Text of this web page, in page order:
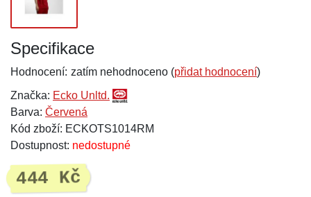
Specifikace
Hodnocení: zatím nehodnoceno (přidat hodnocení)
Značka: Ecko Unltd.
Barva: Červená
Kód zboží: ECKOTS1014RM
Dostupnost: nedostupné
444 Kč